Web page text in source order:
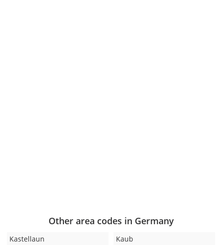
Other area codes in Germany
Kastellaun Kaub